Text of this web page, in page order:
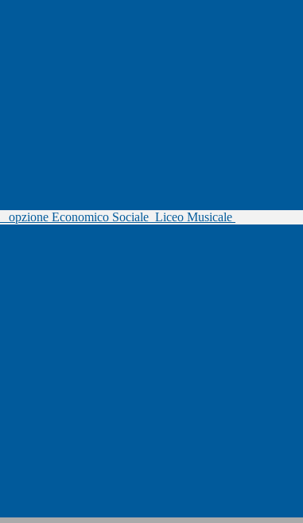
opzione Economico Sociale Liceo Musicale